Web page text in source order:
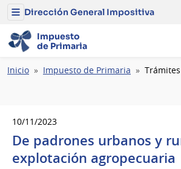
Menú
Dirección
General
Impositiva
Dirección General Impositiva
Impuesto
de Primaria
Ruta
Inicio Impuesto de Primaria Trámites
10/11/2023
De padrones urbanos y
explotación agropecuaria